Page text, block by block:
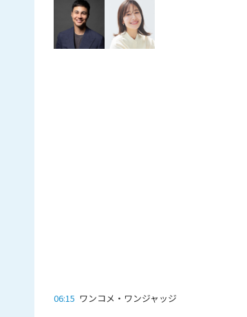
06:15 ワンコメ・ワンジャッジ